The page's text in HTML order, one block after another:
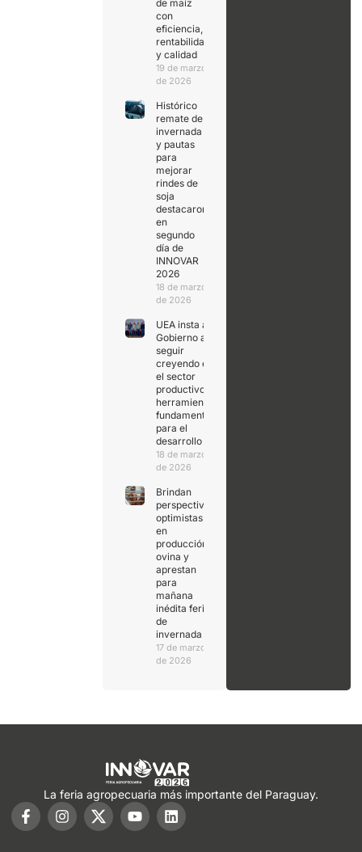
de maíz
con
eficiencia,
rentabilidad
y calidad
19 de marzo
de 2026
Histórico
remate de
invernada
y pautas
para
mejorar
rindes de
soja
destacaron
en
segundo
día de
INNOVAR
2026
18 de marzo
de 2026
UEA insta al
Gobierno a
seguir
creyendo en
el sector
productivo,
herramienta
fundamental
para el
desarrollo
18 de marzo
de 2026
Brindan
perspectivas
optimistas
en
producción
ovina y
aprestan
para
mañana
inédita feria
de
invernada
17 de marzo
de 2026
La feria agropecuaria más importante del Paraguay.